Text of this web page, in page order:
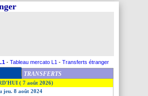
- Tableau mercato L1 - Transferts étranger
TRANSFERTS
( 7 août 2026)
jeu. 8 août 2024